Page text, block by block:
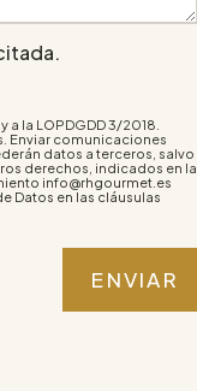
la LOPDGDD 3/2018.
Enviar comunicaciones
datos a terceros, salvo
derechos, indicados en la
info@rhgourmet.es
Datos en las cláusulas
ENVIAR